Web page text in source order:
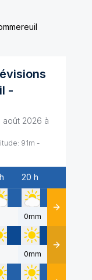
-
août 2026 à
91m -
20 h
0mm Détails
0mm Détails